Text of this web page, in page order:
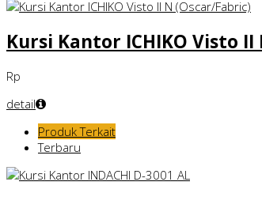
Kursi Kantor ICHIKO Visto
Rp
detail
Produk Terkait
Terbaru